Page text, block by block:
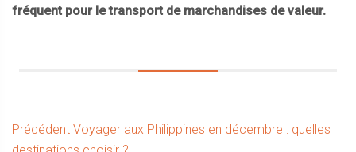
fréquent pour le transport de marchandises de valeur.
Navigation
Précédent Article
précédent :
Voyager aux Philippines en décembre : quelles